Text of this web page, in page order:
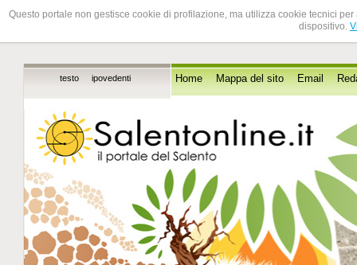
Questo portale non gestisce cookie di profilazione, ma utilizza cookie tecnici
dispositivo.
testo ipovedenti Home Mappa del sito Email